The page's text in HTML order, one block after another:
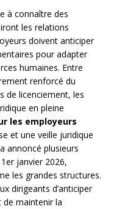
à connaître des
les relations
doivent anticiper
pour adapter
humaines. Entre
renforcé du
de licenciement, les
en pleine
les employeurs
et une veille juridique
a annoncé plusieurs
janvier 2026,
les grandes structures.
dirigeants d’anticiper
de maintenir la